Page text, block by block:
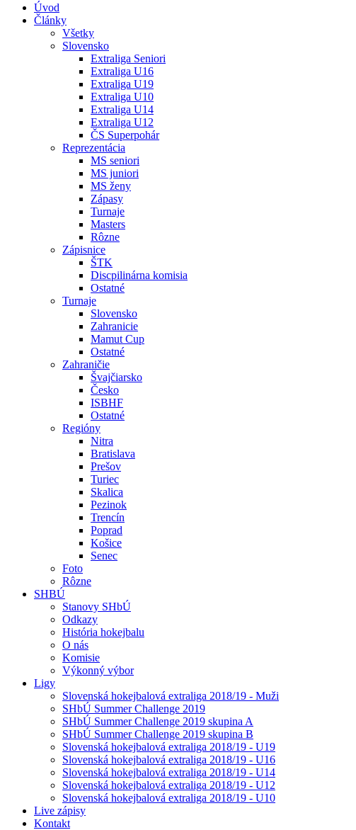
Úvod
Články
Všetky
Slovensko
Extraliga Seniori
Extraliga U16
Extraliga U19
Extraliga U10
Extraliga U14
Extraliga U12
ČS Superpohár
Reprezentácia
MS seniori
MS juniori
MS ženy
Zápasy
Turnaje
Masters
Rôzne
Zápisnice
ŠTK
Discpilinárna komisia
Ostatné
Turnaje
Slovensko
Zahranicie
Mamut Cup
Ostatné
Zahraničie
Švajčiarsko
Česko
ISBHF
Ostatné
Regióny
Nitra
Bratislava
Prešov
Turiec
Skalica
Pezinok
Trencín
Poprad
Košice
Senec
Foto
Rôzne
SHBÚ
Stanovy SHbÚ
Odkazy
História hokejbalu
O nás
Komisie
Výkonný výbor
Ligy
Slovenská hokejbalová extraliga 2018/19 - Muži
SHbÚ Summer Challenge 2019
SHbÚ Summer Challenge 2019 skupina A
SHbÚ Summer Challenge 2019 skupina B
Slovenská hokejbalová extraliga 2018/19 - U19
Slovenská hokejbalová extraliga 2018/19 - U16
Slovenská hokejbalová extraliga 2018/19 - U14
Slovenská hokejbalová extraliga 2018/19 - U12
Slovenská hokejbalová extraliga 2018/19 - U10
Live zápisy
Kontakt